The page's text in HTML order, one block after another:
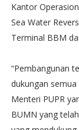
Kantor
Sea Water
Terminal BBM
“Pembangunan
dukungan
Menteri PUPR
BUMN yang